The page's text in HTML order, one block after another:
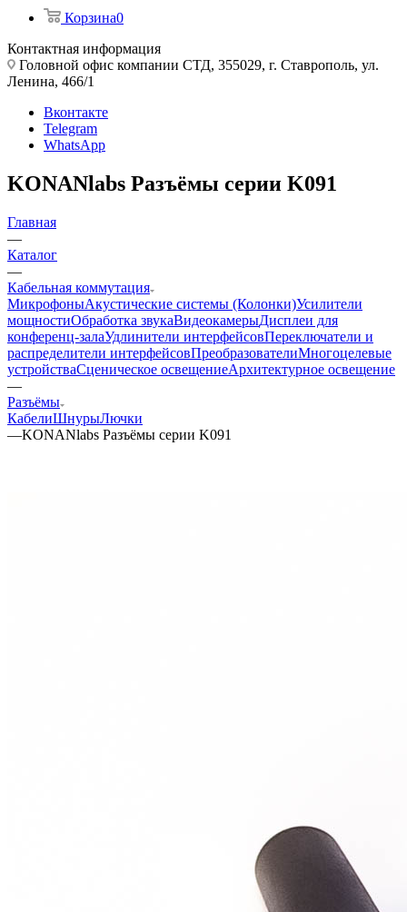
Корзина0
Контактная информация
Головной офис компании СТД, 355029, г. Ставрополь, ул.
Ленина, 466/1
Вконтакте
Telegram
WhatsApp
KONANlabs Разъёмы серии K091
Главная
—
Каталог
—
Кабельная коммутация
МикрофоныАкустические системы (Колонки)Усилители
мощностиОбработка звукаВидеокамерыДисплеи для
конференц-залаУдлинители интерфейсовПереключатели и
распределители интерфейсовПреобразователиМногоцелевые
устройстваСценическое освещениеАрхитектурное освещение
—
Разъёмы
КабелиШнурыЛючки
—KONANlabs Разъёмы серии K091